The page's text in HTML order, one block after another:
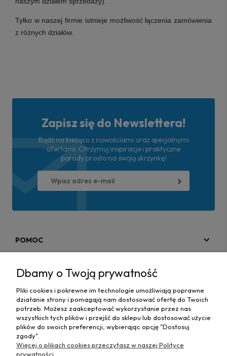
Tylko w naszej firmie istnieje możliwość łączenia zamówienia
z różnych działów.
Zapisz się do Newslettera!
Bądź na bieżąco z nowościami oraz specjalnymi
ofertami. Otrzymuj inspiracje i praktyczne
porady prosto na swoją skrzynkę!
POMOC
MAPA STRONY
INFORMACJE
Dbamy o Twoją prywatność
Pliki cookies i pokrewne im technologie umożliwiają poprawne
działanie strony i pomagają nam dostosować ofertę do Twoich
potrzeb. Możesz zaakceptować wykorzystanie przez nas
wszystkich tych plików i przejść do sklepu lub dostosować użycie
plików do swoich preferencji, wybierając opcję "Dostosuj
zgody".
Więcej o plikach cookies przeczytasz w naszej Polityce
prywatności.